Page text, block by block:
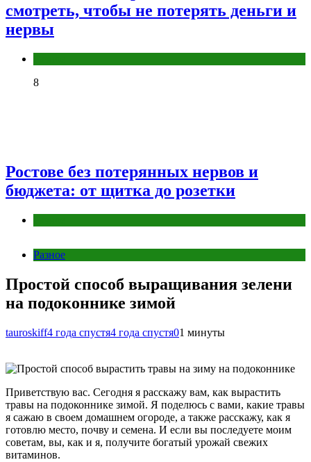
смотреть, чтобы не потерять деньги и
нервы
8
Ростове без потерянных нервов и
бюджета: от щитка до розетки
Разное
Простой способ выращивания зелени
на подоконнике зимой
tauroskiff4 года спустя4 года спустя01 минуты
Приветствую вас. Сегодня я расскажу вам, как вырастить
травы на подоконнике зимой. Я поделюсь с вами, какие травы
я сажаю в своем домашнем огороде, а также расскажу, как я
готовлю место, почву и семена. И если вы последуете моим
советам, вы, как и я, получите богатый урожай свежих
витаминов.